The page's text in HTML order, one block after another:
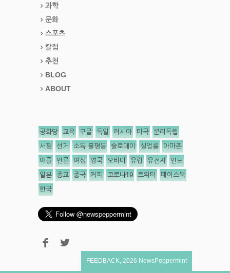
과학
문화
스포츠
칼럼
추천
BLOG
ABOUT
공화당 교육 구글 독일 러시아 미국 분리독립
서평 선거 소득 불평등 슬로데이 실업률 아마존
애플 언론 여성 영국 오바마 유럽 유전자 인도
일본 종교 중국 커피 코로나19 트위터 페이스북
한국
FEEDBACK 2026 NewsPeppermint